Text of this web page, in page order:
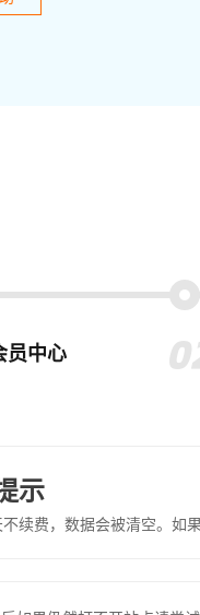
员中心
示
续费，数据会被清空。如